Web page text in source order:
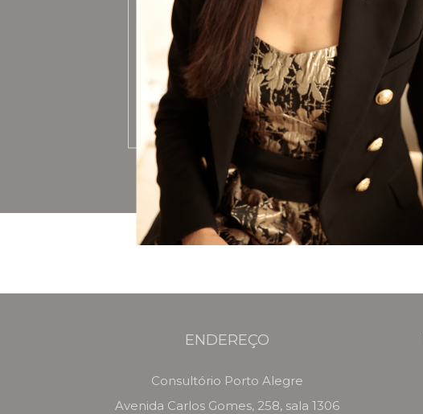
ENDEREÇO
Consultório Porto Alegre
Avenida Carlos Gomes, 258, sala 1306